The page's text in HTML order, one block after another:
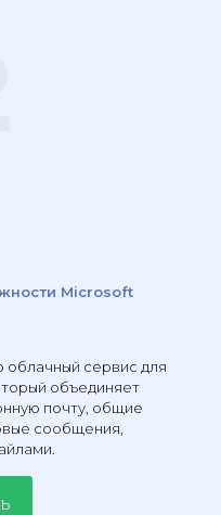
Microsoft
облачный сервис для
объединяет
почту, общие
сообщения,